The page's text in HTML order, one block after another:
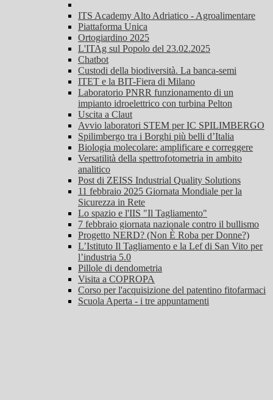
ITS Academy Alto Adriatico - Agroalimentare
Piattaforma Unica
Ortogiardino 2025
L'ITAg sul Popolo del 23.02.2025
Chatbot
Custodi della biodiversità. La banca-semi
ITET e la BIT-Fiera di Milano
Laboratorio PNRR funzionamento di un
impianto idroelettrico con turbina Pelton
Uscita a Claut
Avvio laboratori STEM per IC SPILIMBERGO
Spilimbergo tra i Borghi più belli d’Italia
Biologia molecolare: amplificare e correggere
Versatilità della spettrofotometria in ambito
analitico
Post di ZEISS Industrial Quality Solutions
11 febbraio 2025 Giornata Mondiale per la
Sicurezza in Rete
Lo spazio e l'IIS "Il Tagliamento"
7 febbraio giornata nazionale contro il bullismo
Progetto NERD? (Non È Roba per Donne?)
L’Istituto Il Tagliamento e la Lef di San Vito per
l’industria 5.0
Pillole di dendometria
Visita a COPROPA
Corso per l'acquisizione del patentino fitofarmaci
Scuola Aperta - i tre appuntamenti